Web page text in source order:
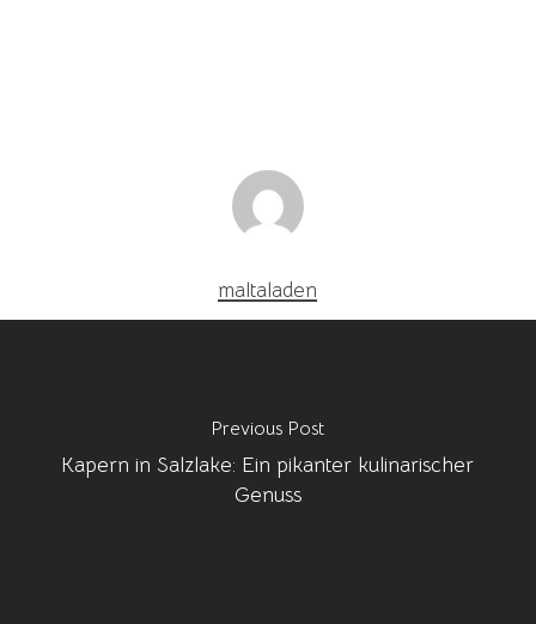
maltaladen
Previous Post
Kapern in Salzlake: Ein pikanter kulinarischer
Genuss